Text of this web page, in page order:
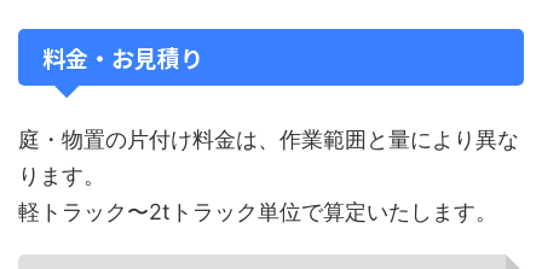
料金・お見積り
庭・物置の片付け料金は、作業範囲と量により異な
ります。
軽トラック〜2tトラック単位で算定いたします。